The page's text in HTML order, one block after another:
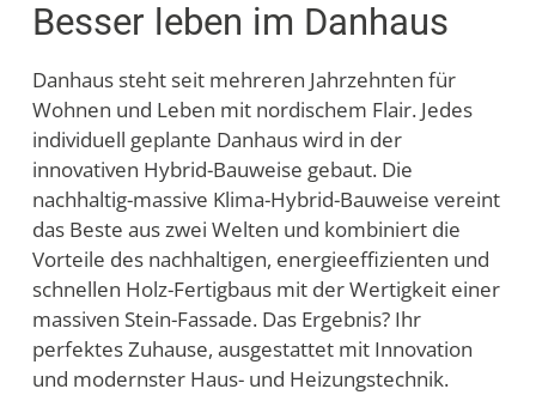
Besser leben im Danhaus
Danhaus steht seit mehreren Jahrzehnten für
Wohnen und Leben mit nordischem Flair. Jedes
individuell geplante Danhaus wird in der
innovativen Hybrid-Bauweise gebaut. Die
nachhaltig-massive Klima-Hybrid-Bauweise vereint
das Beste aus zwei Welten und kombiniert die
Vorteile des nachhaltigen, energieeffizienten und
schnellen Holz-Fertigbaus mit der Wertigkeit einer
massiven Stein-Fassade. Das Ergebnis? Ihr
perfektes Zuhause, ausgestattet mit Innovation
und modernster Haus- und Heizungstechnik.